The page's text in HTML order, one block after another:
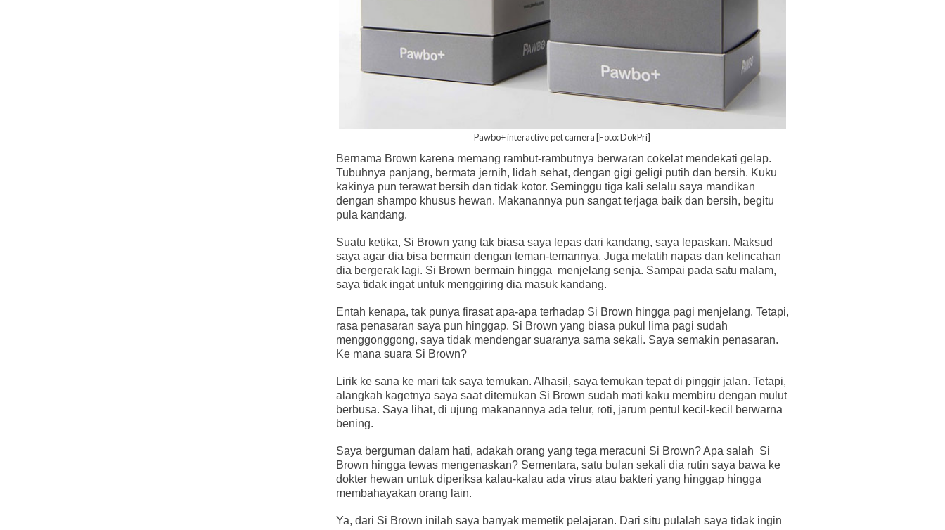
Pawbo+ interactive pet camera [Foto: DokPri]
Bernama Brown karena memang rambut-rambutnya berwaran cokelat mendekati gelap.
Tubuhnya panjang, bermata jernih, lidah sehat, dengan gigi geligi putih dan bersih. Kuku
kakinya pun terawat bersih dan tidak kotor. Seminggu tiga kali selalu saya mandikan
dengan shampo khusus hewan. Makanannya pun sangat terjaga baik dan bersih, begitu
pula kandang.
Suatu ketika, Si Brown yang tak biasa saya lepas dari kandang, saya lepaskan. Maksud
saya agar dia bisa bermain dengan teman-temannya. Juga melatih napas dan kelincahan
dia bergerak lagi. Si Brown bermain hingga menjelang senja. Sampai pada satu malam,
saya tidak ingat untuk menggiring dia masuk kandang.
Entah kenapa, tak punya firasat apa-apa terhadap Si Brown hingga pagi menjelang. Tetapi,
rasa penasaran saya pun hinggap. Si Brown yang biasa pukul lima pagi sudah
menggonggong, saya tidak mendengar suaranya sama sekali. Saya semakin penasaran.
Ke mana suara Si Brown?
Lirik ke sana ke mari tak saya temukan. Alhasil, saya temukan tepat di pinggir jalan. Tetapi,
alangkah kagetnya saya saat ditemukan Si Brown sudah mati kaku membiru dengan mulut
berbusa. Saya lihat, di ujung makanannya ada telur, roti, jarum pentul kecil-kecil berwarna
bening.
Saya berguman dalam hati, adakah orang yang tega meracuni Si Brown? Apa salah Si
Brown hingga tewas mengenaskan? Sementara, satu bulan sekali dia rutin saya bawa ke
dokter hewan untuk diperiksa kalau-kalau ada virus atau bakteri yang hinggap hingga
membahayakan orang lain.
Ya, dari Si Brown inilah saya banyak memetik pelajaran. Dari situ pulalah saya tidak ingin